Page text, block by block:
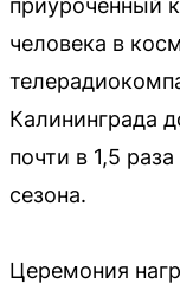
человека в
Калининграда
почти в 1,5
сезона.
Церемония